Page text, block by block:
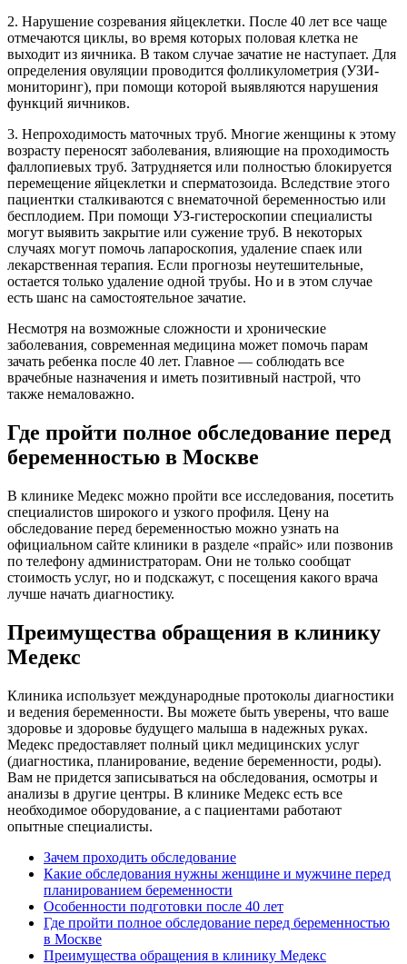
2. Нарушение созревания яйцеклетки. После 40 лет все чаще
отмечаются циклы, во время которых половая клетка не
выходит из яичника. В таком случае зачатие не наступает. Для
определения овуляции проводится фолликулометрия (УЗИ-
мониторинг), при помощи которой выявляются нарушения
функций яичников.
3. Непроходимость маточных труб. Многие женщины к этому
возрасту переносят заболевания, влияющие на проходимость
фаллопиевых труб. Затрудняется или полностью блокируется
перемещение яйцеклетки и сперматозоида. Вследствие этого
пациентки сталкиваются с внематочной беременностью или
бесплодием. При помощи УЗ-гистероскопии специалисты
могут выявить закрытие или сужение труб. В некоторых
случаях могут помочь лапароскопия, удаление спаек или
лекарственная терапия. Если прогнозы неутешительные,
остается только удаление одной трубы. Но и в этом случае
есть шанс на самостоятельное зачатие.
Несмотря на возможные сложности и хронические
заболевания, современная медицина может помочь парам
зачать ребенка после 40 лет. Главное — соблюдать все
врачебные назначения и иметь позитивный настрой, что
также немаловажно.
Где пройти полное обследование перед
беременностью в Москве
В клинике Медекс можно пройти все исследования, посетить
специалистов широкого и узкого профиля. Цену на
обследование перед беременностью можно узнать на
официальном сайте клиники в разделе «прайс» или позвонив
по телефону администраторам. Они не только сообщат
стоимость услуг, но и подскажут, с посещения какого врача
лучше начать диагностику.
Преимущества обращения в клинику
Медекс
Клиника использует международные протоколы диагностики
и ведения беременности. Вы можете быть уверены, что ваше
здоровье и здоровье будущего малыша в надежных руках.
Медекс предоставляет полный цикл медицинских услуг
(диагностика, планирование, ведение беременности, роды).
Вам не придется записываться на обследования, осмотры и
анализы в другие центры. В клинике Медекс есть все
необходимое оборудование, а с пациентами работают
опытные специалисты.
Зачем проходить обследование
Какие обследования нужны женщине и мужчине перед
планированием беременности
Особенности подготовки после 40 лет
Где пройти полное обследование перед беременностью
в Москве
Преимущества обращения в клинику Медекс